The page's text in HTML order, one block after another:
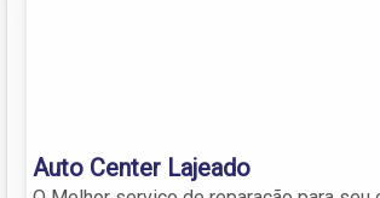
Auto Center Lajeado